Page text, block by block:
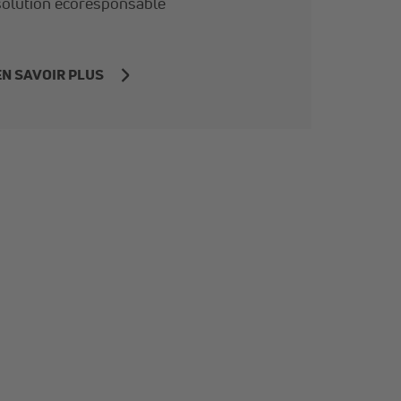
SAVOIR PLUS